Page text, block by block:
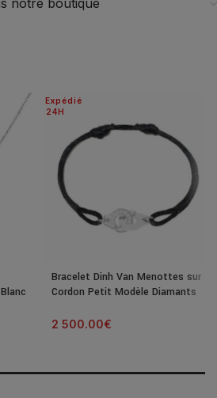
notre boutique
24H
Expédié
Bracelet Dinh Van Menottes sur
Cordon Petit Modèle Diamants
2 500.00€